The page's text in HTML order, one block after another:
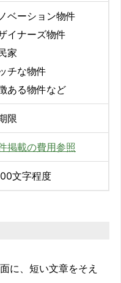
ベーション物件
イナーズ物件
家
チな物件
ある物件など
限
掲載の費用参照
文字程度
に、短い文章をそえ